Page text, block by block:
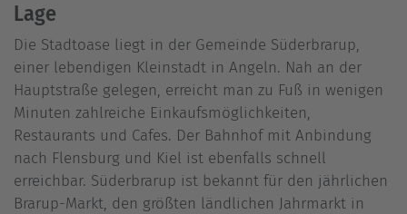
Lage
Die Stadtoase liegt in der Gemeinde Süderbrarup,
einer lebendigen Kleinstadt in Angeln. Nah an der
Hauptstraße gelegen, erreicht man zu Fuß in wenigen
Minuten zahlreiche Einkaufsmöglichkeiten,
Restaurants und Cafes. Der Bahnhof mit Anbindung
nach Flensburg und Kiel ist ebenfalls schnell
erreichbar. Süderbrarup ist bekannt für den jährlichen
Brarup-Markt, den größten ländlichen Jahrmarkt in